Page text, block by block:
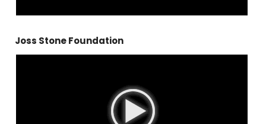
Joss Stone Foundation